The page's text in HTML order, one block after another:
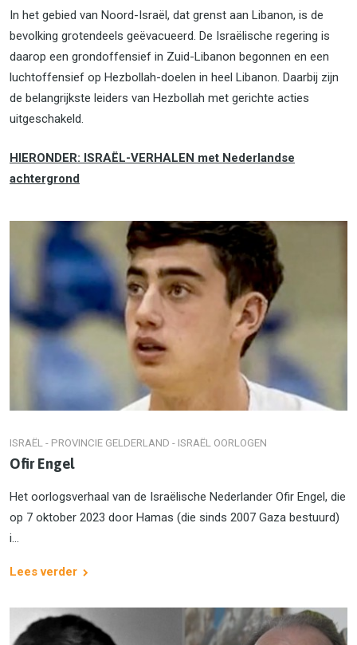
In het gebied van Noord-Israël, dat grenst aan Libanon, is de
bevolking grotendeels geëvacueerd. De Israëlische regering is
daarop een grondoffensief in Zuid-Libanon begonnen en een
luchtoffensief op Hezbollah-doelen in heel Libanon. Daarbij zijn
de belangrijkste leiders van Hezbollah met gerichte acties
uitgeschakeld.
HIERONDER: ISRAËL-VERHALEN met Nederlandse
achtergrond
ISRAËL - PROVINCIE GELDERLAND - ISRAËL OORLOGEN
Ofir Engel
Het oorlogsverhaal van de Israëlische Nederlander Ofir Engel, die
op 7 oktober 2023 door Hamas (die sinds 2007 Gaza bestuurd)
i...
Lees verder